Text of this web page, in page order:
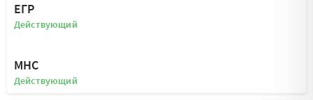
ЕГР
Действующий
МНС
Действующий